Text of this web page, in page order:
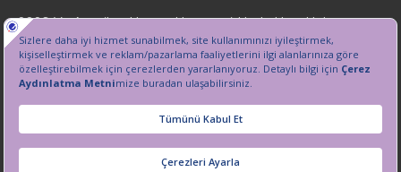
2026, VetAmerikan Hayvan Hastanesi. Her hakkı saklıdır.
Kişisel Verilerin Korunması
Sanal Tur
Çerez Tercihlerini Yönetin